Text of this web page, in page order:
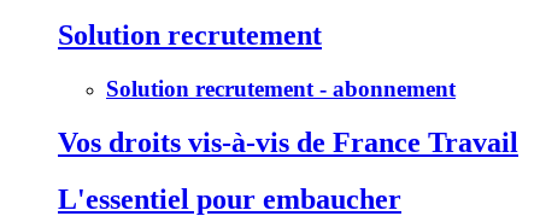
Solution recrutement
Solution recrutement - abonnement
Vos droits vis-à-vis de France Travail
L'essentiel pour embaucher